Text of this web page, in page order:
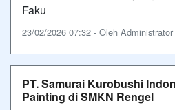
Faku
23/02/2026 07:32 - Oleh
PT. Samurai Kurobushi
Painting di SMKN Rengel